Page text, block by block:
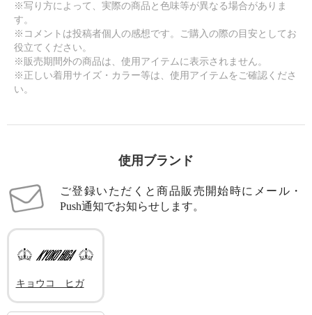
※写り方によって、実際の商品と色味等が異なる場合がありま
す。
※コメントは投稿者個人の感想です。ご購入の際の目安としてお
役立てください。
※販売期間外の商品は、使用アイテムに表示されません。
※正しい着用サイズ・カラー等は、使用アイテムをご確認くださ
い。
使用ブランド
ご登録いただくと商品販売開始時にメール・
Push通知でお知らせします。
キョウコ ヒガ